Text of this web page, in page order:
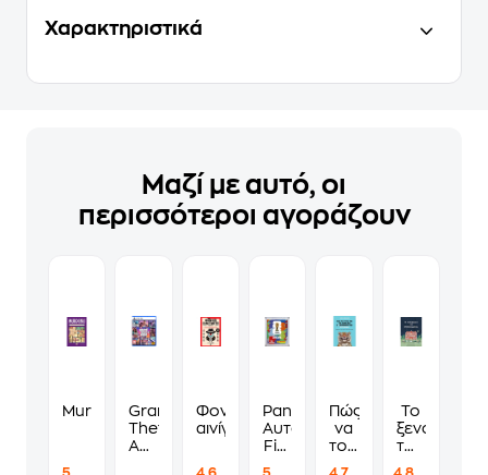
Χαρακτηριστικά
Μαζί με αυτό, οι
περισσότεροι αγοράζουν
MurdokuGrand
Theft
Auto
Φονικά
αινίγματα
Panini
Αυτοκόλλητα
Fifa
Πώς
να
τους
Το
ξενοδοχείο
των